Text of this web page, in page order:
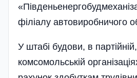
філіалу автовиробничого
У штабі будови, в
комсомольській